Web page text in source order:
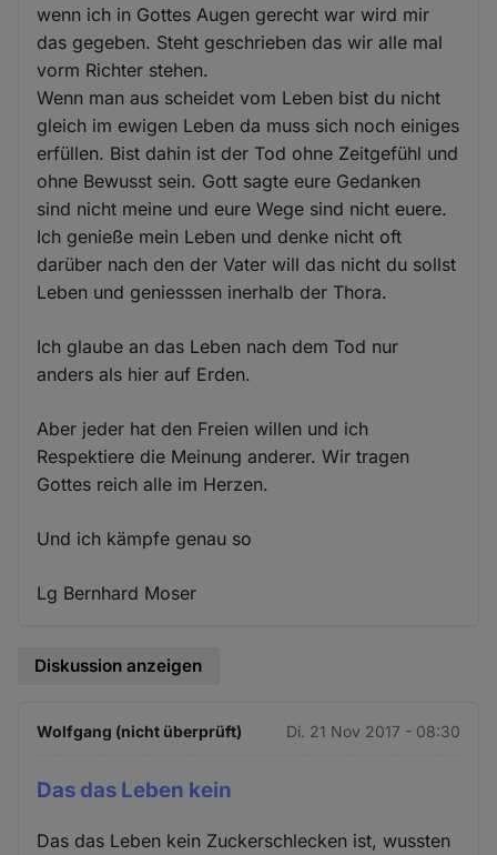
wenn ich in Gottes Augen gerecht war wird mir
das gegeben. Steht geschrieben das wir alle mal
vorm Richter stehen.
Wenn man aus scheidet vom Leben bist du nicht
gleich im ewigen Leben da muss sich noch einiges
erfüllen. Bist dahin ist der Tod ohne Zeitgefühl und
ohne Bewusst sein. Gott sagte eure Gedanken
sind nicht meine und eure Wege sind nicht euere.
Ich genieße mein Leben und denke nicht oft
darüber nach den der Vater will das nicht du sollst
Leben und geniesssen inerhalb der Thora.
Ich glaube an das Leben nach dem Tod nur
anders als hier auf Erden.
Aber jeder hat den Freien willen und ich
Respektiere die Meinung anderer. Wir tragen
Gottes reich alle im Herzen.
Und ich kämpfe genau so
Lg Bernhard Moser
Diskussion anzeigen
Wolfgang (nicht überprüft) Di. 21 Nov 2017 - 08:30
Das das Leben kein
Das das Leben kein Zuckerschlecken ist, wussten